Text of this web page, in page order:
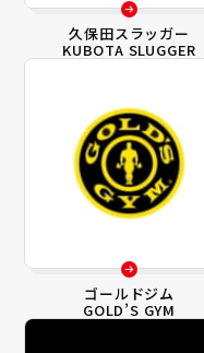
久保田スラッガー
KUBOTA SLUGGER
ゴールドジム
GOLD’S GYM